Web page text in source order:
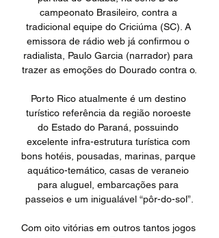
campeonato Brasileiro, contra a
tradicional equipe do Criciúma (SC). A
emissora de rádio web já confirmou o
radialista, Paulo Garcia (narrador) para
trazer as emoções do Dourado contra o.
Porto Rico atualmente é um destino
turístico referência da região noroeste
do Estado do Paraná, possuindo
excelente infra-estrutura turística com
bons hotéis, pousadas, marinas, parque
aquático-temático, casas de veraneio
para aluguel, embarcações para
passeios e um inigualável “pôr-do-sol”.
Com oito vitórias em outros tantos jogos